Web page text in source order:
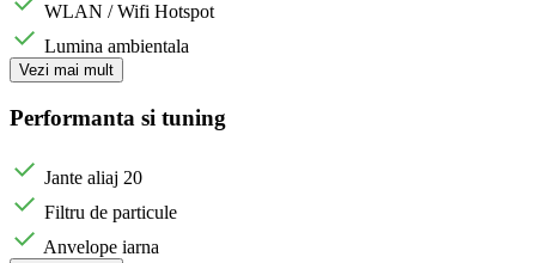
WLAN / Wifi Hotspot
Lumina ambientala
Vezi mai mult
Performanta si tuning
Jante aliaj 20
Filtru de particule
Anvelope iarna